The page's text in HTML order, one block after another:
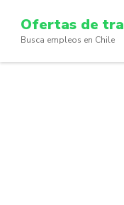
content
(Press
Ofertas de
Busca empleos en Chile